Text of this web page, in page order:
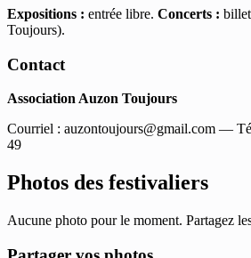
Expositions : entrée libre. Concerts :
Toujours).
Contact
Association Auzon Toujours
Courriel : auzontoujours@gmail.com —
49
Photos des festivaliers
Aucune photo pour le moment. Partagez